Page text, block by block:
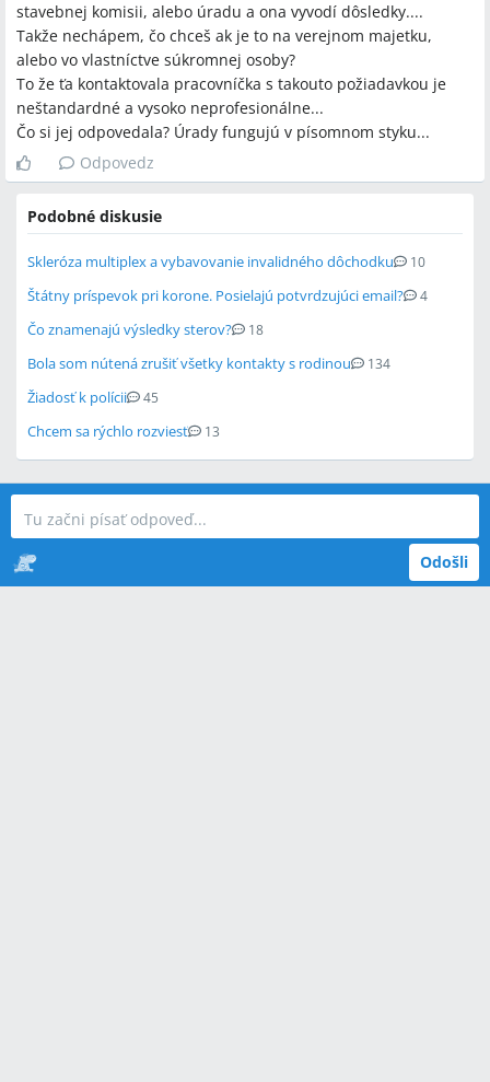
stavebnej komisii, alebo úradu a ona vyvodí dôsledky....
Takže nechápem, čo chceš ak je to na verejnom majetku,
alebo vo vlastníctve súkromnej osoby?
To že ťa kontaktovala pracovníčka s takouto požiadavkou je
neštandardné a vysoko neprofesionálne...
Čo si jej odpovedala? Úrady fungujú v písomnom styku...
Odpovedz
Podobné diskusie
Skleróza multiplex a vybavovanie invalidného dôchodku 10
Štátny príspevok pri korone. Posielajú potvrdzujúci email? 4
Čo znamenajú výsledky sterov? 18
Bola som nútená zrušiť všetky kontakty s rodinou 134
Žiadosť k polícii 45
Chcem sa rýchlo rozviesť 13
Odošli